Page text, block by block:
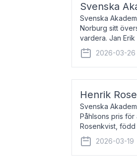
Svenska
Svenska
Norburg sitt
vardera. Jan
främst känd för
2026-03-26
Henrik
Svenska
Påhlsons pris
Rosenkvist,
universitet. Han
2026-03-19